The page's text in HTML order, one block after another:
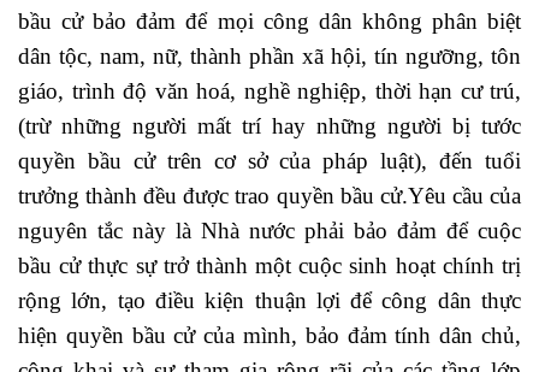
bầu cử bảo đảm để mọi công dân không phân biệt
dân tộc, nam, nữ, thành phần xã hội, tín ngưỡng, tôn
giáo, trình độ văn hoá, nghề nghiệp, thời hạn cư trú,
(trừ những người mất trí hay những người bị tước
quyền bầu cử trên cơ sở của pháp luật), đến tuổi
trưởng thành đều được trao quyền bầu cử.Yêu cầu của
nguyên tắc này là Nhà nước phải bảo đảm để cuộc
bầu cử thực sự trở thành một cuộc sinh hoạt chính trị
rộng lớn, tạo điều kiện thuận lợi để công dân thực
hiện quyền bầu cử của mình, bảo đảm tính dân chủ,